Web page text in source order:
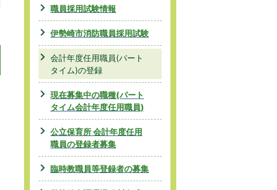
職員採用試験情報
伊勢崎市消防職員採用試験
会計年度任用職員(パート
タイム)の登録
現在募集中の職種(パート
タイム会計年度任用職員)
公立保育所 会計年度任用
職員の登録者募集
臨時教職員等登録者の募集